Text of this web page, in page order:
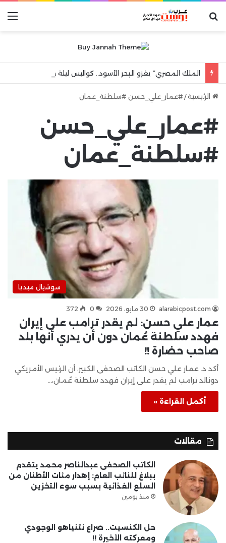
بحث عن
الرئيسية/ #عمار_علي_حسن #سلطنة_عمان
#عمار_علي_حسن
#سلطنة_عمان
سوشيال ميديا
alarabicpost.com 30 مايو، 2026 0
372
عمار علي حسن: لم يقدر ترامب على إيران
فهدد سلطنة عُمان دون أن يدري أنها بلد
صاحب حضارة !!
أكد د. عمار علي حسن الكاتب الصحفى الكبير، أن الرئيس الأمريكي
دونالد ترامب لم يقدر على إيران فهدد سلطنة عُمان،…
أكمل القراءة »
مقالات
الكاتب الصحفى عبدالناصر محمد يتقدم
ببلاغ للنائب العام: إهدار مئات الأطنان من
السلع الغذائية بسبب سوء التخزين
منذ يومين
حل الكنسيت.. صراع نتنياهو الوجودي
ومعركته الأخيرة !!